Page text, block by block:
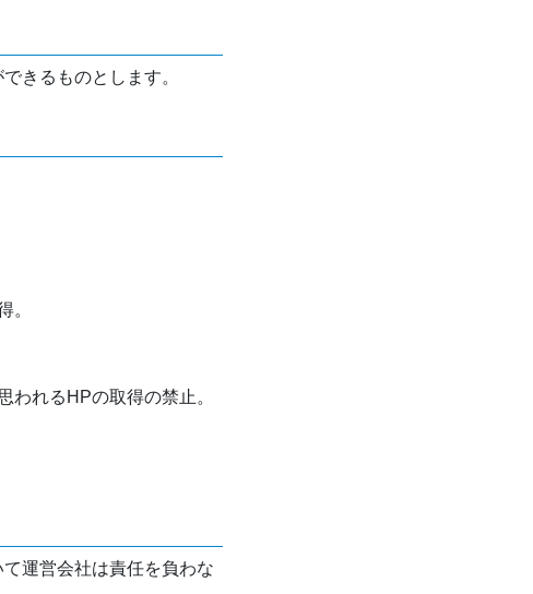
きるものとします。
。
われるHPの取得の禁止。
運営会社は責任を負わな